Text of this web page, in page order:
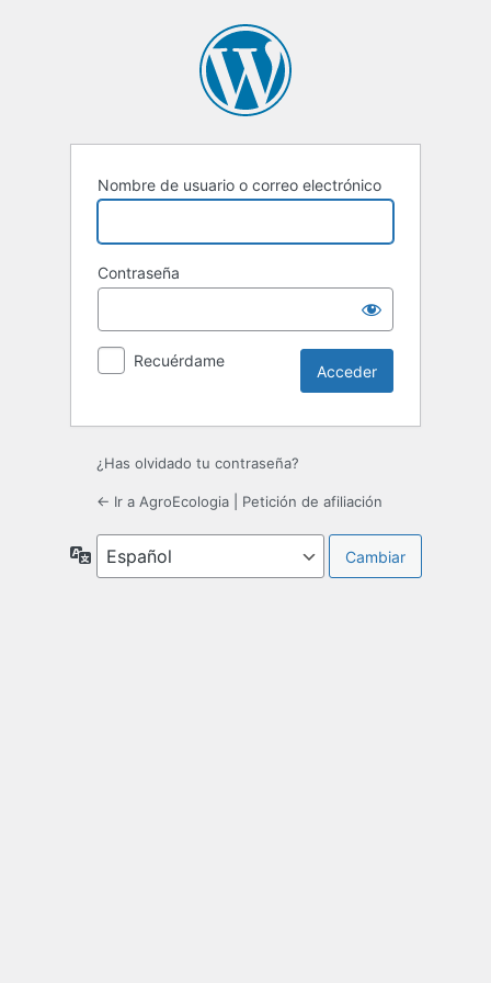
Nombre de usuario o correo electrónico
Contraseña
Recuérdame
¿Has olvidado tu contraseña?
← Ir a AgroEcologia Petición de afiliación
Idioma